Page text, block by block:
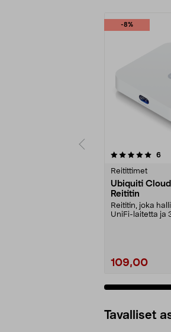
-8%
6
Reitittimet
Ubiquiti
Reititin
Reititin, joka
UniFi-laitetta ja
109,00
5.0
Tavalliset